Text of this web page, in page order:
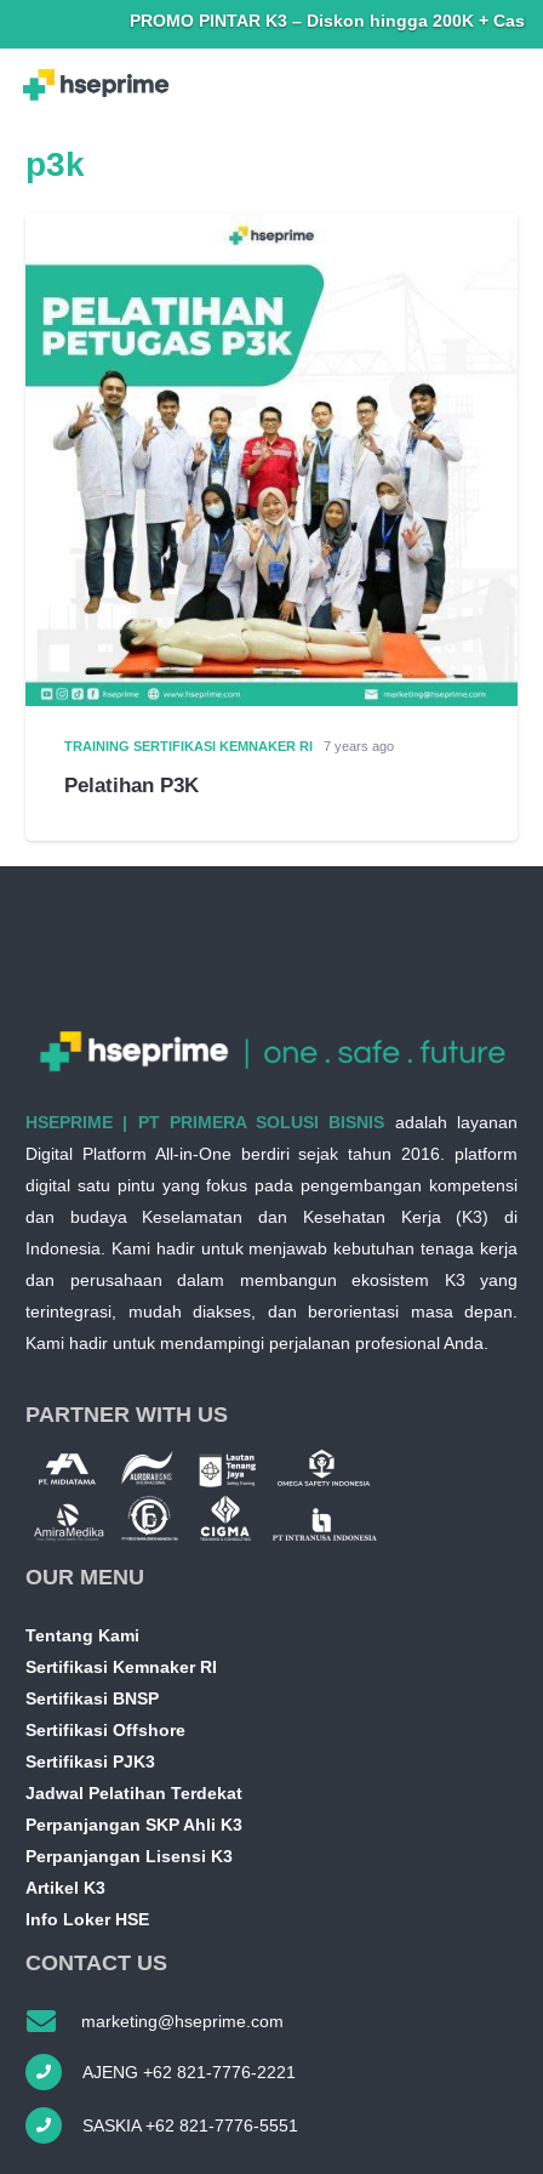
PROMO PINTAR K3 – Diskon hingga 200K +
p3k
TRAINING SERTIFIKASI KEMNAKER RI 7 years ago
Pelatihan P3K
HSEPRIME | PT PRIMERA SOLUSI BISNIS adalah layanan
Digital Platform All-in-One berdiri sejak tahun 2016. platform
digital satu pintu yang fokus pada pengembangan kompetensi
dan budaya Keselamatan dan Kesehatan Kerja (K3) di
Indonesia. Kami hadir untuk menjawab kebutuhan tenaga kerja
dan perusahaan dalam membangun ekosistem K3 yang
terintegrasi, mudah diakses, dan berorientasi masa depan.
Kami hadir untuk mendampingi perjalanan profesional Anda.
PARTNER WITH US
OUR MENU
Tentang Kami
Sertifikasi Kemnaker RI
Sertifikasi BNSP
Sertifikasi Offshore
Sertifikasi PJK3
Jadwal Pelatihan Terdekat
Perpanjangan SKP Ahli K3
Perpanjangan Lisensi K3
Artikel K3
Info Loker HSE
CONTACT US
marketing@hseprime.com
AJENG +62 821-7776-2221
SASKIA +62 821-7776-5551